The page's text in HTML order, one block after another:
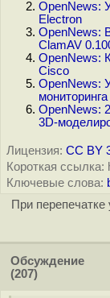
OpenNews:
Electron
OpenNews:
ClamAV
OpenNews:
Cisco
OpenNews:
OpenNews:
3D-
Лицензия: CC BY
Короткая ссылка:
Ключевые слова:
При
Обсуждение
(207)